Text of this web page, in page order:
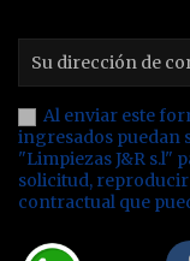
Al enviar este
ingresados puedan
"Limpiezas J&R s.l"
solicitud,
contractual que